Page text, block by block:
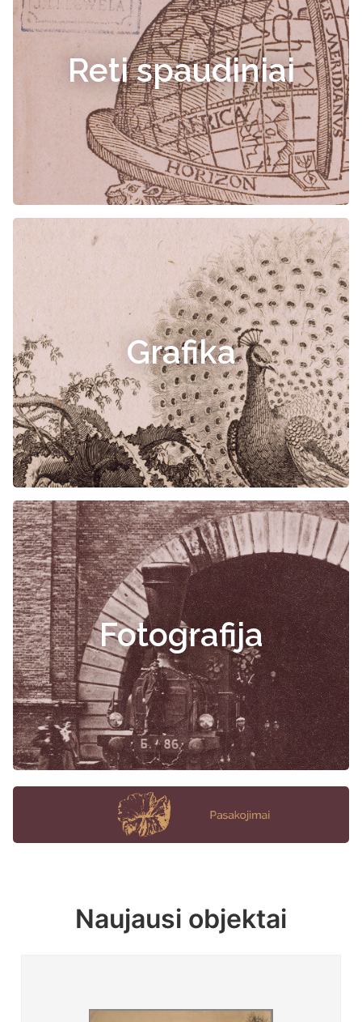
Reti spaudiniai
Grafika
Fotografija
Naujausi objektai